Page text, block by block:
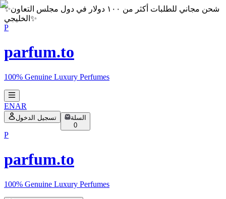
✨شحن مجاني للطلبات أكثر من ١٠٠ دولار في دول مجلس التعاون
الخليجي ✨
P
parfum.to
100% Genuine Luxury Perfumes
ENAR
تسجيل الدخول
السلة
0
P
parfum.to
100% Genuine Luxury Perfumes